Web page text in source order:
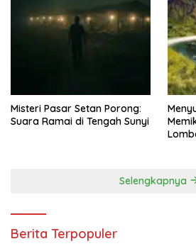
Misteri Pasar Setan Porong:
Suara Ramai di Tengah Sunyi
Selengkapnya
Berita Terpopuler